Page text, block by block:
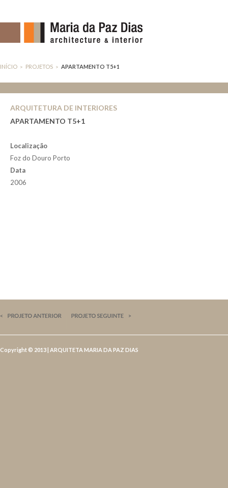
INÍCIO > PROJETOS > APARTAMENTO T5+1
ARQUITETURA DE INTERIORES
APARTAMENTO T5+1
Localização
Foz do Douro Porto
Data
2006
Copyright © 2013 | ARQUITETA MARIA DA PAZ DIAS